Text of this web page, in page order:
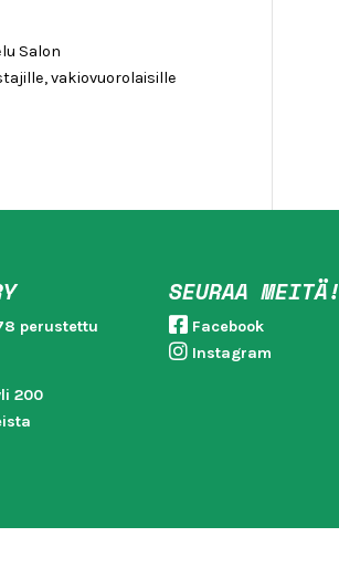
Salon
vakiovuorolaisille
perustettu
200
SEURAA MEITÄ!
Facebook
Instagram